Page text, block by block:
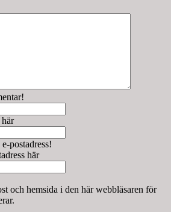
postadress!
här
och hemsida i den här webbläsaren för